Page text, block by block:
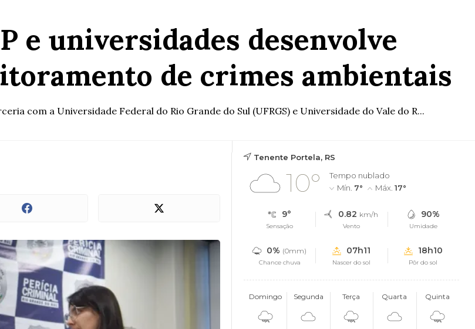
e universidades desenvolve
de crimes ambientais
com a Universidade Federal do Rio Grande do Sul (UFRGS) e Universidade do Vale do R...
Tenente Portela, RS
10°
Tempo nublado
Mín. 7° Máx. 17°
9°
Sensação
0.82 km/h
Vento
90%
Umidade
0% (0mm)
Chance chuva
07h11
Nascer do sol
18h10
Pôr do sol
Domingo Segunda Terça Quarta Quinta